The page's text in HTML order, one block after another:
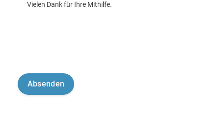
Vielen Dank für Ihre Mithilfe.